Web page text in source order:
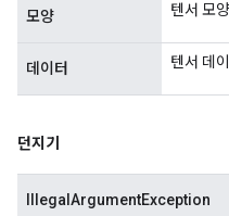
모양 텐서 모양.
데이터 텐서 데
던지기
IllegalArgumentException